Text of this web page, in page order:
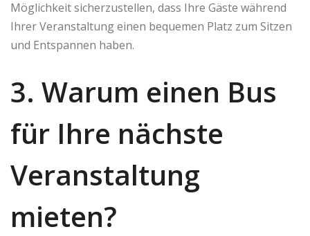
Möglichkeit sicherzustellen, dass Ihre Gäste während
Ihrer Veranstaltung einen bequemen Platz zum Sitzen
und Entspannen haben.
3. Warum einen Bus
für Ihre nächste
Veranstaltung
mieten?